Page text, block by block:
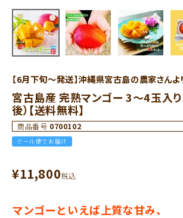
【6月下旬～発送】沖縄県宮古島の農家さんよ
宮古島産 完熟マンゴー 3～4玉入り
後）【送料無料】
商品番号 0700102
クール便でお届け
¥11,800税込
マンゴーといえば上質な甘み、